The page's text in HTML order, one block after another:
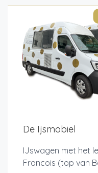
De Ijsmobiel
IJswagen met het
Francois (top van